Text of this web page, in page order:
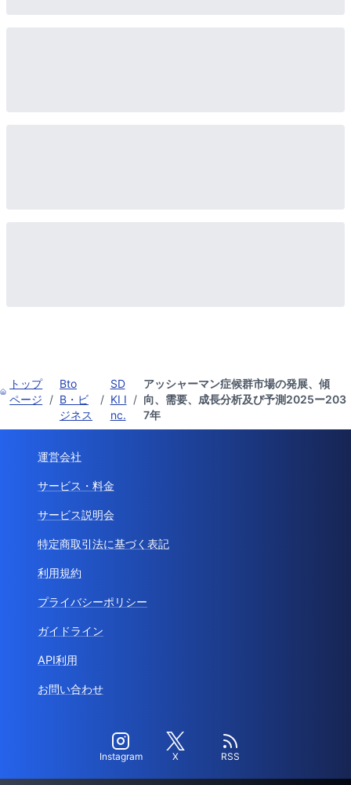
トップ
ページ
/
Bto
B・ビ
ジネス
/
SD
KI I
nc.
/
アッシャーマン症候群市場の発展、傾
向、需要、成長分析及び予測2025ー203
7年
運営会社
サービス・料金
サービス説明会
特定商取引法に基づく表記
利用規約
プライバシーポリシー
ガイドライン
API利用
お問い合わせ
Instagram X RSS